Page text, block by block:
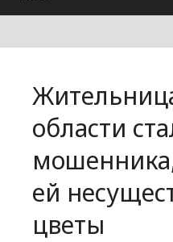
области
ей
цветы